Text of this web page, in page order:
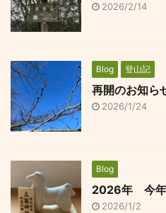
2026/2/14
Blog 登山記
再開のお知ら
2026/1/24
Blog
2026年 今年
2026/1/2